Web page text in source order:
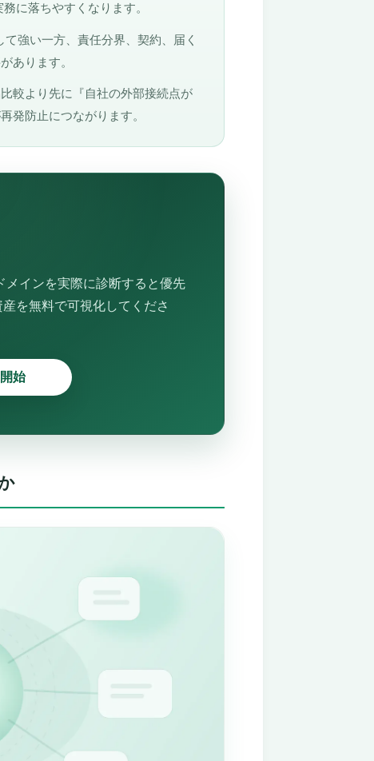
に落ちやすくなります。
強い一方、責任分界、契約、届く
あります。
較より先に『自社の外部接続点が
発防止につながります。
メインを実際に診断すると優先
を無料で可視化してくださ
始